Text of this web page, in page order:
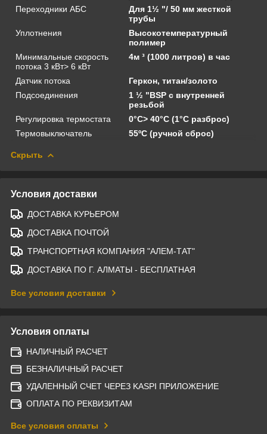
Переходники АБС
Для 1½ "/ 50 мм жесткой
трубы
Уплотнения
Высокотемпературный
полимер
Минимальные скорость
потока 3 кВт> 6 кВт
4м ³ (1000 литров) в час
Датчик потока
Геркон, титан/золото
Подсоединения
1 ½ "BSP с внутренней
резьбой
Регулировка термостата
0°C> 40°C (1°C разброс)
Термовыключатель
55ºC (ручной сброс)
Скрыть
Условия доставки
ДОСТАВКА КУРЬЕРОМ
ДОСТАВКА ПОЧТОЙ
ТРАНСПОРТНАЯ КОМПАНИЯ "АЛЕМ-ТАТ"
ДОСТАВКА ПО Г. АЛМАТЫ - БЕСПЛАТНАЯ
Все условия доставки
Условия оплаты
НАЛИЧНЫЙ РАСЧЕТ
БЕЗНАЛИЧНЫЙ РАСЧЕТ
УДАЛЕННЫЙ СЧЕТ ЧЕРЕЗ KASPI ПРИЛОЖЕНИЕ
ОПЛАТА ПО РЕКВИЗИТАМ
Все условия оплаты